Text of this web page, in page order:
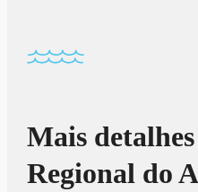
Mais
Regional do